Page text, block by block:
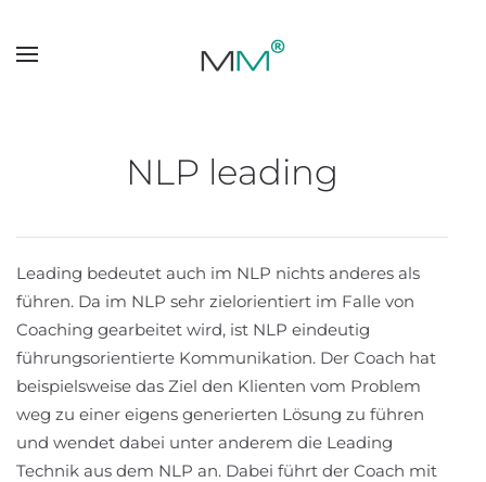
Skip to main content
NLP leading
Leading bedeutet auch im NLP nichts anderes als
führen. Da im NLP sehr zielorientiert im Falle von
Coaching gearbeitet wird, ist NLP eindeutig
führungsorientierte Kommunikation. Der Coach hat
beispielsweise das Ziel den Klienten vom Problem
weg zu einer eigens generierten Lösung zu führen
und wendet dabei unter anderem die Leading
Technik aus dem NLP an. Dabei führt der Coach mit